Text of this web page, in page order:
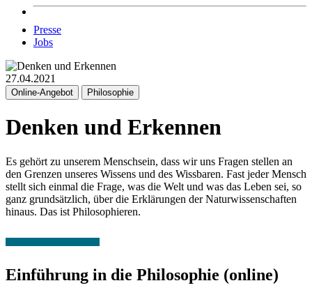
Presse
Jobs
27.04.2021
Online-Angebot Philosophie
Denken und Erkennen
Es gehört zu unserem Menschsein, dass wir uns Fragen stellen an
den Grenzen unseres Wissens und des Wissbaren. Fast jeder Mensch
stellt sich einmal die Frage, was die Welt und was das Leben sei, so
ganz grundsätzlich, über die Erklärungen der Naturwissenschaften
hinaus. Das ist Philosophieren.
Einführung in die Philosophie (online)